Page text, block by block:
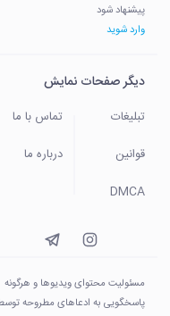
پیشنهاد شود
وارد شوید
دیگر صفحات نمایش
تبلیغات
تماس با ما
قوانین
درباره ما
DMCA
مسئولیت محتوای ویدیو‌ها و هرگونه
پاسخگویی به ادعاهای مطروحه